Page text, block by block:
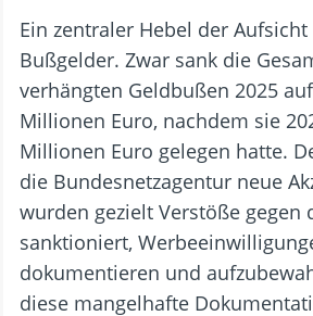
Ein zentraler Hebel der
Bußgelder. Zwar sank die
verhängten Geldbußen 2025
Millionen Euro, nachdem sie
Millionen Euro gelegen hatte.
die Bundesnetzagentur neue
wurden gezielt Verstöße gegen
sanktioniert,
dokumentieren und
diese mangelhafte